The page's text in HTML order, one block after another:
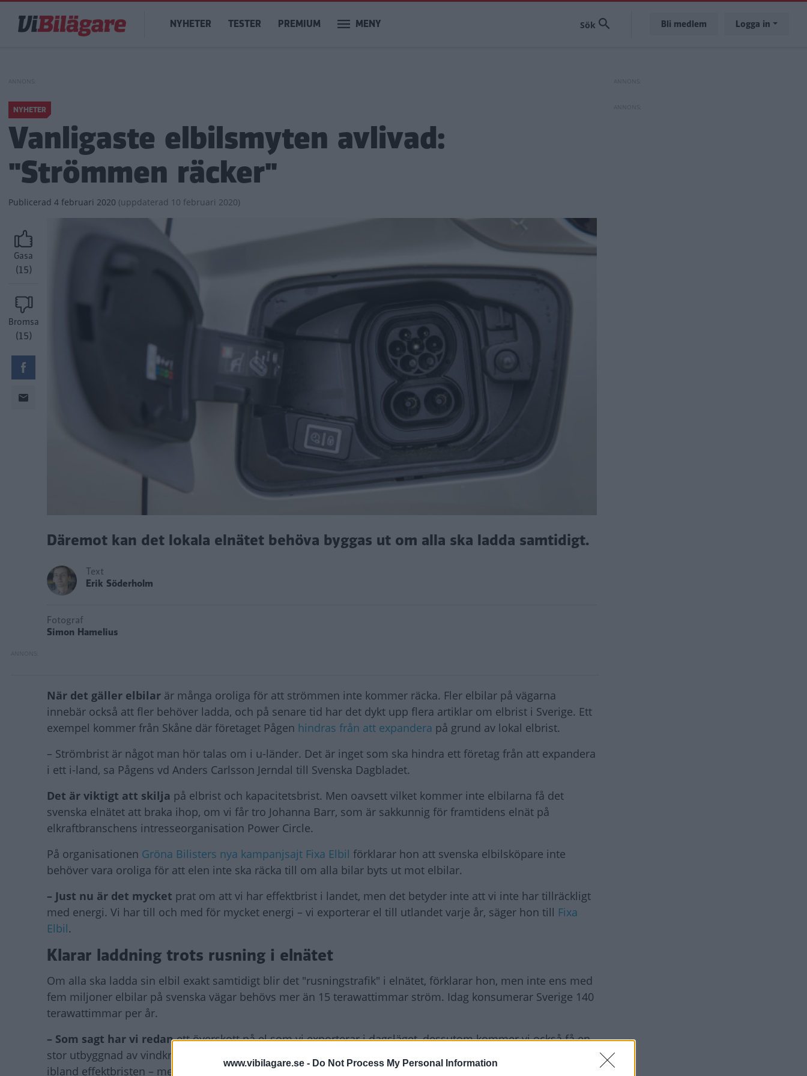
www.vibilagare.se - Do Not Process My Personal Information
huvudinnehåll
Main
navigation
NYHETER TESTER PREMIUM MENY Bli medlem Logga in
NYHETER
Vanligaste elbilsmyten avlivad:
"Strömmen räcker"
Publicerad 4 februari 2020 (uppdaterad 10 februari 2020)
Gasa
(15)
Bromsa
(15)
Däremot kan det lokala elnätet behöva byggas ut om alla ska ladda samtidigt.
Text
Erik Söderholm
Fotograf
Simon Hamelius
När det gäller elbilar är många oroliga för att strömmen inte kommer räcka. Fler elbilar på vägarna
innebär också att fler behöver ladda, och på senare tid har det dykt upp flera artiklar om elbrist i Sverige. Ett
exempel kommer från Skåne där företaget Pågen hindras från att expandera på grund av lokal elbrist.
– Strömbrist är något man hör talas om i u-länder. Det är inget som ska hindra ett företag från att expandera
i ett i-land, sa Pågens vd Anders Carlsson Jerndal till Svenska Dagbladet.
Det är viktigt att skilja på elbrist och kapacitetsbrist. Men oavsett vilket kommer inte elbilarna få det
svenska elnätet att braka ihop, om vi får tro Johanna Barr, som är sakkunnig för framtidens elnät på
elkraftbranschens intresseorganisation Power Circle.
På organisationen Gröna Bilisters nya kampanjsajt Fixa Elbil förklarar hon att svenska elbilsköpare inte
behöver vara oroliga för att elen inte ska räcka till om alla bilar byts ut mot elbilar.
– Just nu är det mycket prat om att vi har effektbrist i landet, men det betyder inte att vi inte har tillräckligt
med energi. Vi har till och med för mycket energi – vi exporterar el till utlandet varje år, säger hon till Fixa
Elbil.
Klarar laddning trots rusning i elnätet
Om alla ska ladda sin elbil exakt samtidigt blir det "rusningstrafik" i elnätet, förklarar hon, men inte ens med
fem miljoner elbilar på svenska vägar behövs mer än 15 terawattimmar ström. Idag konsumerar Sverige 140
terawattimmar per år.
– Som sagt har vi redanett överskott på el som vi exporterar i dagsläget, dessutom kommer vi också få en
stor utbyggnad av vindkraft. Så den faktiska tillgången på el kommer inte vara problemet. Däremot kan
ibland effektbristen – med andra ord kapaciteten i elnätet – bli begränsande, men där kan smart laddning